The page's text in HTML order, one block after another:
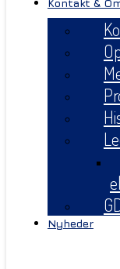
Kontakt &
Nyheder